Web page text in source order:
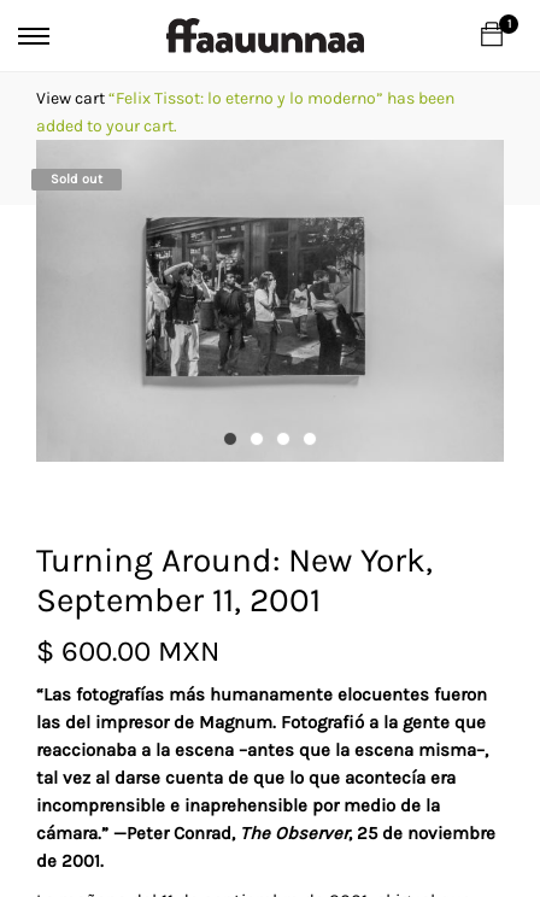
1
View cart“Felix Tissot: lo eterno y lo moderno” has been
added to your cart.
Sold out
Turning Around: New York,
September 11, 2001
$ 600.00 MXN
“Las fotografías más humanamente elocuentes fueron
las del impresor de Magnum. Fotografió a la gente que
reaccionaba a la escena –antes que la escena misma–,
tal vez al darse cuenta de que lo que acontecía era
incomprensible e inaprehensible por medio de la
cámara.” —Peter Conrad, The Observer, 25 de noviembre
de 2001.